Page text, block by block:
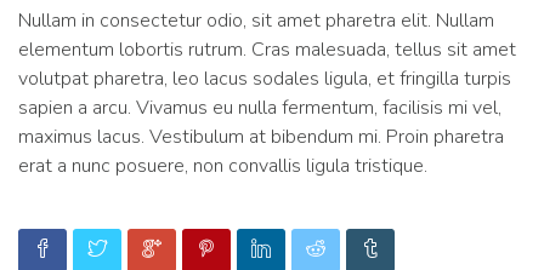
Nullam in consectetur odio, sit amet pharetra elit. Nullam
elementum lobortis rutrum. Cras malesuada, tellus sit amet
volutpat pharetra, leo lacus sodales ligula, et fringilla turpis
sapien a arcu. Vivamus eu nulla fermentum, facilisis mi vel,
maximus lacus. Vestibulum at bibendum mi. Proin pharetra
erat a nunc posuere, non convallis ligula tristique.